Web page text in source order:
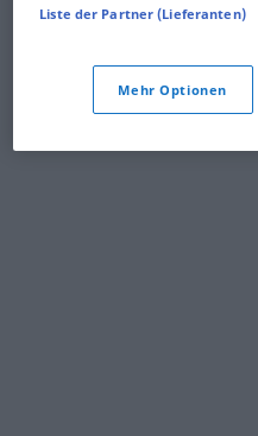
Liste der Partner (Lieferanten)
Mehr Optionen